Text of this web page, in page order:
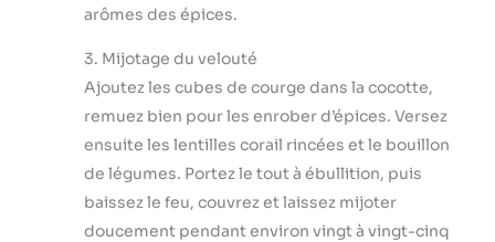
arômes des épices.
3. Mijotage du velouté
Ajoutez les cubes de courge dans la cocotte,
remuez bien pour les enrober d’épices. Versez
ensuite les lentilles corail rincées et le bouillon
de légumes. Portez le tout à ébullition, puis
baissez le feu, couvrez et laissez mijoter
doucement pendant environ vingt à vingt-cinq